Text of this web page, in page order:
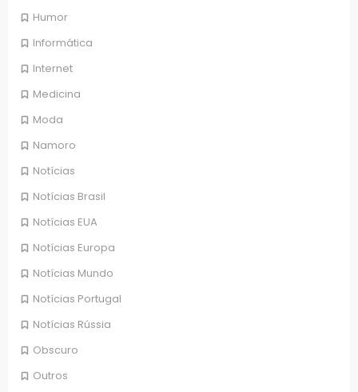
Humor
Informática
Internet
Medicina
Moda
Namoro
Notícias
Notícias Brasil
Notícias EUA
Notícias Europa
Notícias Mundo
Notícias Portugal
Notícias Rússia
Obscuro
Outros